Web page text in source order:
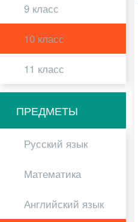
9 класс
10 класс
11 класс
ПРЕДМЕТЫ
Русский язык
Математика
Английский язык